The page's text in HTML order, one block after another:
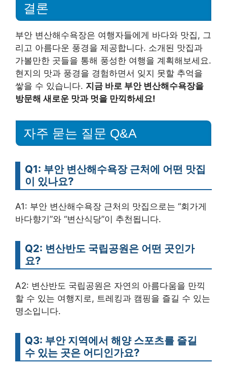
결론
부안 변산해수욕장은 여행자들에게 바다와 맛집, 그
리고 아름다운 풍경을 제공합니다. 소개된 맛집과
가볼만한 곳들을 통해 풍성한 여행을 계획해보세요.
현지의 맛과 풍경을 경험하면서 잊지 못할 추억을
쌓을 수 있습니다. 지금 바로 부안 변산해수욕장을
방문해 새로운 맛과 멋을 만끽하세요!
자주 묻는 질문 Q&A
Q1: 부안 변산해수욕장 근처에 어떤 맛집
이 있나요?
A1: 부안 변산해수욕장 근처의 맛집으로는 “회가게
바다향기”와 “변산식당”이 추천됩니다.
Q2: 변산반도 국립공원은 어떤 곳인가
요?
A2: 변산반도 국립공원은 자연의 아름다움을 만끽
할 수 있는 여행지로, 트레킹과 캠핑을 즐길 수 있는
명소입니다.
Q3: 부안 지역에서 해양 스포츠를 즐길
수 있는 곳은 어디인가요?